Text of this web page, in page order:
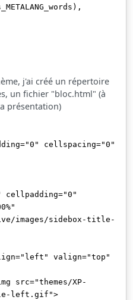
j'ai créé un répertoire
un fichier "bloc.html" (à
présentation)
cellspacing="0"
images/sidebox-title-
valign="top"
XP-
left.gif">